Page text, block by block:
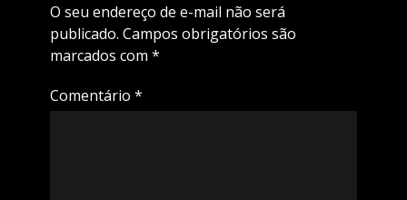
O seu endereço de e-mail não será
publicado. Campos obrigatórios são
marcados com *
Comentário *